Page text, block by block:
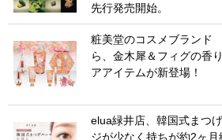
先行発売開始。
粧美堂のコスメブランド
ら、金木犀＆フィグの香
アアイテムが新登場！
elua緑井店、韓国式まつ
ジが少なく持ちが約2ヶ